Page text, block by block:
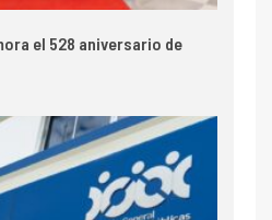
el 528 aniversario de